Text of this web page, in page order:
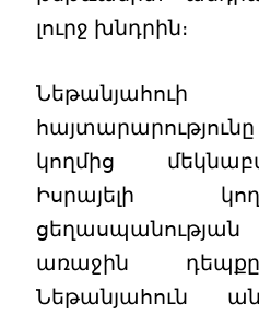
լուրջ խնդրին։
կողմից
Իսրայելի
առաջին
Նեթանյահուն